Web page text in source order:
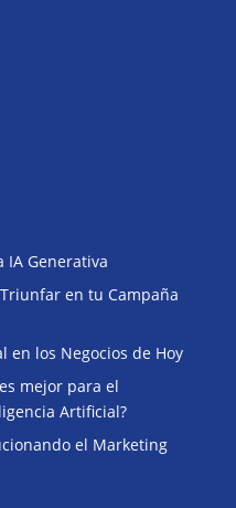
IA Generativa
en tu Campaña
en los Negocios de Hoy
mejor para el
Artificial?
el Marketing